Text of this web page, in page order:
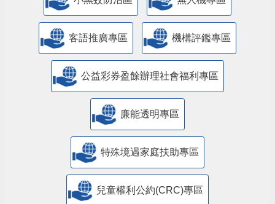
客語推廣專區 機構評鑑專區
公益彩券盈餘辦理社會福利專區
廉能透明專區
特殊境遇家庭扶助專區
兒童權利公約(CRC)專區